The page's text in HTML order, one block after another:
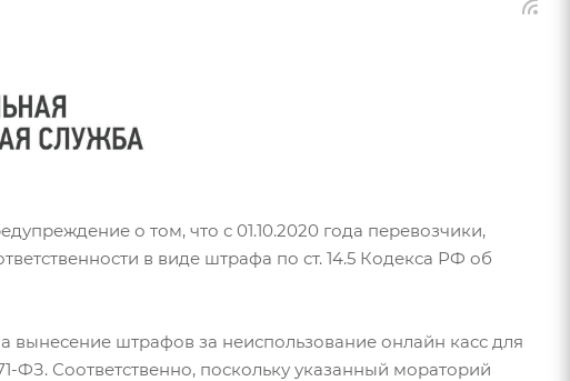
о том, что с 01.10.2020 года перевозчики,
в виде штрафа по ст. 14.5 Кодекса РФ об
вынесение штрафов за неиспользование онлайн касс для
ФЗ. Соответственно, поскольку указанный мораторий